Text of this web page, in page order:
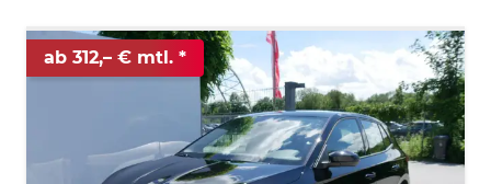
ab 312,– € mtl.